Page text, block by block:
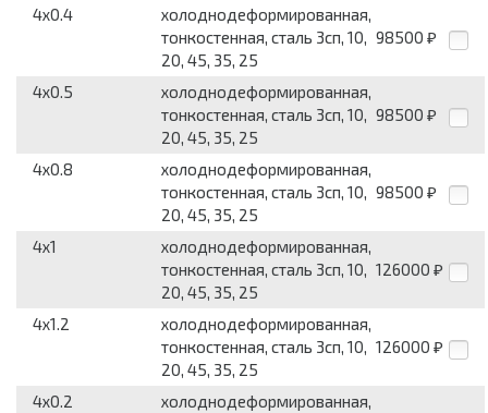
4x0.4
холоднодеформированная,
тонкостенная, сталь 3сп, 10,
20, 45, 35, 25
98500 ₽
4x0.5
холоднодеформированная,
тонкостенная, сталь 3сп, 10,
20, 45, 35, 25
98500 ₽
4x0.8
холоднодеформированная,
тонкостенная, сталь 3сп, 10,
20, 45, 35, 25
98500 ₽
4x1
холоднодеформированная,
тонкостенная, сталь 3сп, 10,
20, 45, 35, 25
126000 ₽
4x1.2
холоднодеформированная,
тонкостенная, сталь 3сп, 10,
20, 45, 35, 25
126000 ₽
4x0.2
холоднодеформированная,